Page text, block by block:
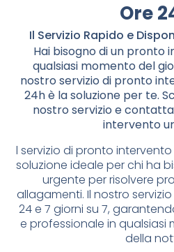
Ore
Il Servizio Rapido e
Hai bisogno di un pronto
qualsiasi momento del
nostro servizio di pronto
24h è la soluzione per te.
nostro servizio e
intervento
l servizio di pronto
soluzione ideale per chi ha
urgente per risolvere
allagamenti. Il nostro
24 e 7 giorni su 7,
e professionale in qualsiasi
della